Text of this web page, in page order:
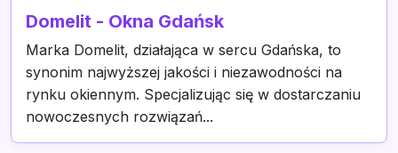
Domelit - Okna Gdańsk
Marka Domelit, działająca w sercu Gdańska, to
synonim najwyższej jakości i niezawodności na
rynku okiennym. Specjalizując się w dostarczaniu
nowoczesnych rozwiązań...